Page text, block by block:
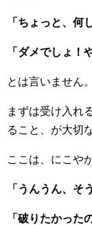
「ちょっと、何
「ダメでしょ！
とは言いません。
まずは受け入れ
ること、が大切
ここは、にこや
「うんうん、 そ
「破りたかった